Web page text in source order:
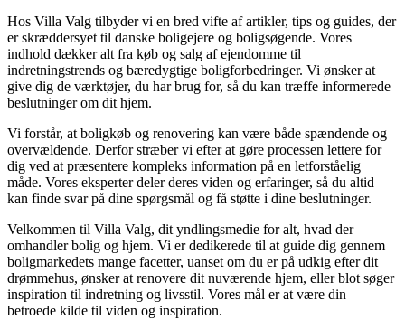
Hos Villa Valg tilbyder vi en bred vifte af artikler, tips og guides, der
er skræddersyet til danske boligejere og boligsøgende. Vores
indhold dækker alt fra køb og salg af ejendomme til
indretningstrends og bæredygtige boligforbedringer. Vi ønsker at
give dig de værktøjer, du har brug for, så du kan træffe informerede
beslutninger om dit hjem.
Vi forstår, at boligkøb og renovering kan være både spændende og
overvældende. Derfor stræber vi efter at gøre processen lettere for
dig ved at præsentere kompleks information på en letforståelig
måde. Vores eksperter deler deres viden og erfaringer, så du altid
kan finde svar på dine spørgsmål og få støtte i dine beslutninger.
Velkommen til Villa Valg, dit yndlingsmedie for alt, hvad der
omhandler bolig og hjem. Vi er dedikerede til at guide dig gennem
boligmarkedets mange facetter, uanset om du er på udkig efter dit
drømmehus, ønsker at renovere dit nuværende hjem, eller blot søger
inspiration til indretning og livsstil. Vores mål er at være din
betroede kilde til viden og inspiration.